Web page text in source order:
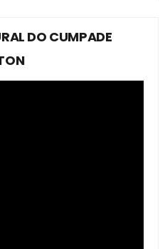
DO CUMPADE